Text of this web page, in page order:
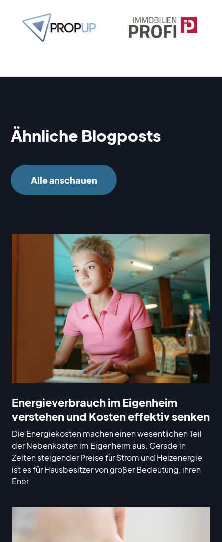
Ähnliche Blogposts
Alle anschauen
Energieverbrauch im Eigenheim
verstehen und Kosten effektiv senken
Die Energiekosten machen einen wesentlichen Teil
der Nebenkosten im Eigenheim aus. Gerade in
Zeiten steigender Preise für Strom und Heizenergie
ist es für Hausbesitzer von großer Bedeutung, ihren
Ener